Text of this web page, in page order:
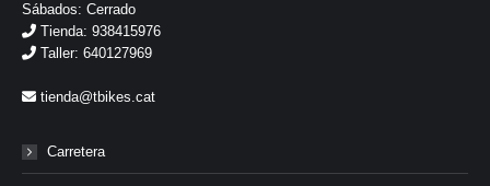
Sábados: Cerrado
Tienda: 938415976
Taller: 640127969
tienda@tbikes.cat
Carretera